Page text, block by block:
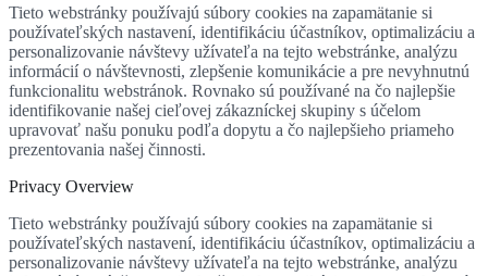
Tieto webstránky používajú súbory cookies na zapamätanie si
používateľských nastavení, identifikáciu účastníkov, optimalizáciu a
personalizovanie návštevy užívateľa na tejto webstránke, analýzu
informácií o návštevnosti, zlepšenie komunikácie a pre nevyhnutnú
funkcionalitu webstránok. Rovnako sú používané na čo najlepšie
identifikovanie našej cieľovej zákazníckej skupiny s účelom
upravovať našu ponuku podľa dopytu a čo najlepšieho priameho
prezentovania našej činnosti.
Privacy Overview
Tieto webstránky používajú súbory cookies na zapamätanie si
používateľských nastavení, identifikáciu účastníkov, optimalizáciu a
personalizovanie návštevy užívateľa na tejto webstránke, analýzu